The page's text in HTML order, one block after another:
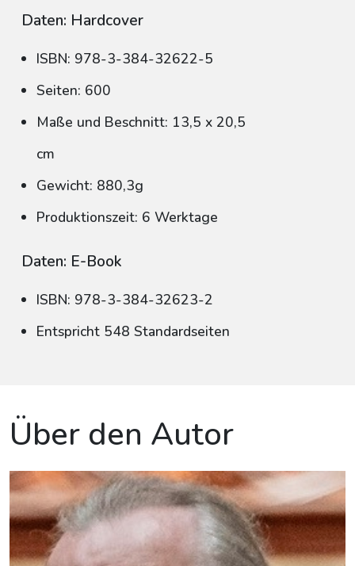
Daten: Hardcover
ISBN: 978-3-384-32622-5
Seiten: 600
Maße und Beschnitt: 13,5 x 20,5
cm
Gewicht: 880,3g
Produktionszeit: 6 Werktage
Daten: E-Book
ISBN: 978-3-384-32623-2
Entspricht 548 Standardseiten
Über den Autor